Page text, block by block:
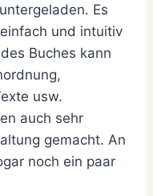
Es
und intuitiv
Buches kann
usw.
auch sehr
gemacht. An
noch ein paar